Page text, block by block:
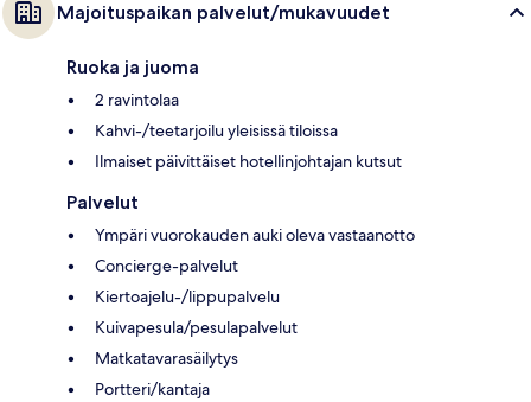
Majoituspaikan palvelut/mukavuudet
Ruoka ja juoma
2 ravintolaa
Kahvi-/teetarjoilu yleisissä tiloissa
Ilmaiset päivittäiset hotellinjohtajan kutsut
Palvelut
Ympäri vuorokauden auki oleva vastaanotto
Concierge-palvelut
Kiertoajelu-/lippupalvelu
Kuivapesula/pesulapalvelut
Matkatavarasäilytys
Portteri/kantaja